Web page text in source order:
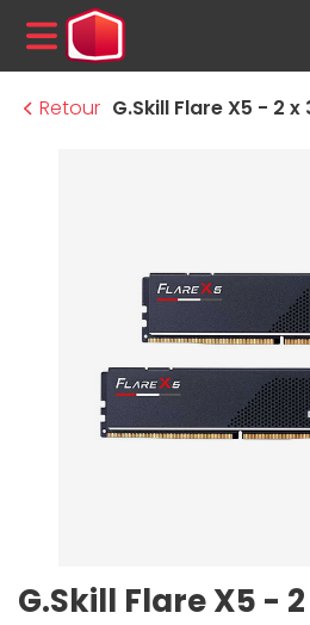
MENU
Retour
G.Skill Flare X5 -